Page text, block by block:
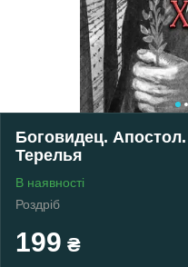
Боговидец.
Терелья
В наявності
Роздріб
199 ₴